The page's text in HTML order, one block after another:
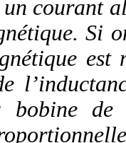
courant
Si
de